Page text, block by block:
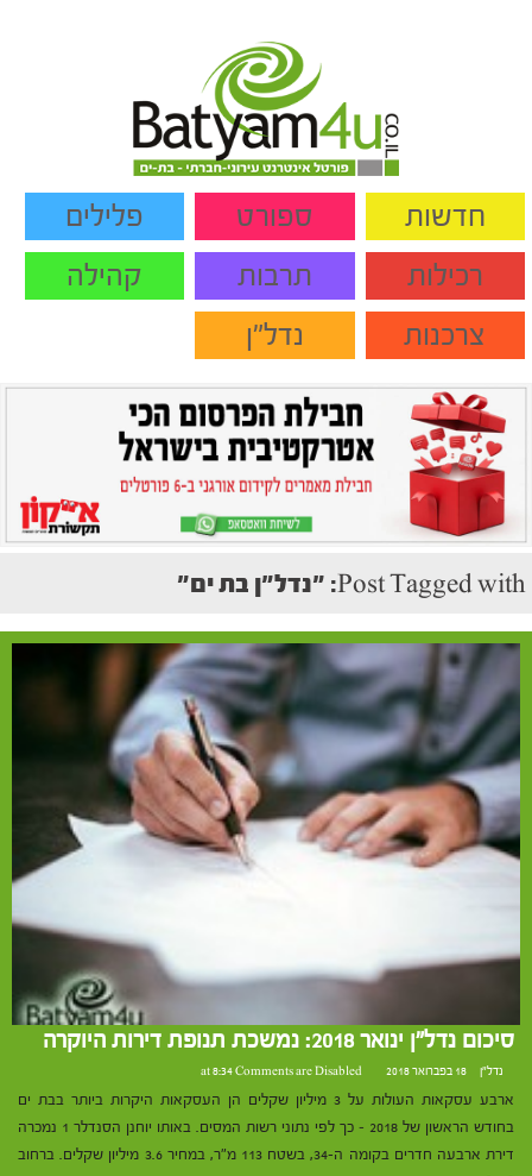
חדשות ספורט
פלילים
רכילות
תרבות
קהילה
צרכנות
נדל"ן
Post Tagged with: "נדל"ן בת ים"
סיכום נדל"ן ינואר 2018: נמשכת תנופת דירות היוקרה
נדל"ן 18 בפברואר 2018 at 8:34 Comments are Disabled
ארבע עסקאות העולות על 3 מיליון שקלים הן העסקאות היקרות ביותר בבת ים
בחודש הראשון של 2018 – כך לפי נתוני רשות המסים. באותו יוחנן הסנדלר 1 נמכרה
דירת ארבעה חדרים בקומה ה-34, בשטח 113 מ"ר, במחיר 3.6 מיליון שקלים. ברחוב